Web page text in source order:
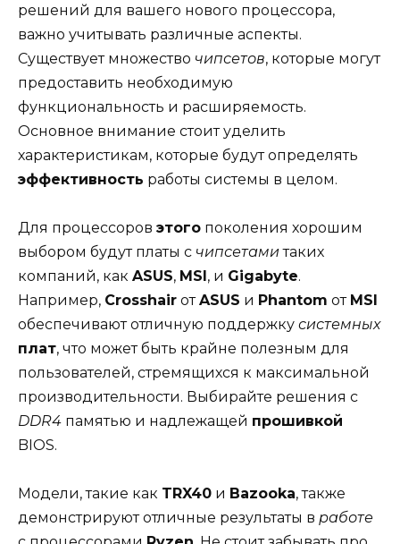
решений для вашего нового процессора,
важно учитывать различные аспекты.
Существует множество чипсетов, которые могут
предоставить необходимую
функциональность и расширяемость.
Основное внимание стоит уделить
характеристикам, которые будут определять
эффективность работы системы в целом.
Для процессоров этого поколения хорошим
выбором будут платы с чипсетамитаких
компаний, как ASUS, MSI, и Gigabyte.
Например, Crosshair отASUS и Phantom от MSI
обеспечивают отличную поддержку системных
плат, что может быть крайне полезным для
пользователей, стремящихся к максимальной
производительности. Выбирайте решения с
DDR4 памятью и надлежащей прошивкой
BIOS.
Модели, такие как TRX40 и Bazooka, также
демонстрируют отличные результаты в работе